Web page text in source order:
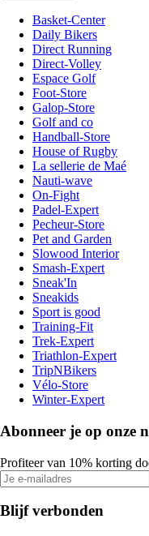
Basket-Center
Daily Bikers
Direct Running
Direct-Volley
Espace Golf
Foot-Store
Galop-Store
Golf and co
Handball-Store
House of Rugby
La sellerie de Maé
Nauti-wave
On-Fight
Padel-Expert
Pecheur-Store
Pet and Garden
Slowood Interior
Smash-Expert
Sneak'In
Sneakids
Sport is good
Training-Fit
Trek-Expert
Triathlon-Expert
TripNBikers
Vélo-Store
Winter-Expert
Abonneer je op onze
Profiteer van 10% korting
Blijf verbonden